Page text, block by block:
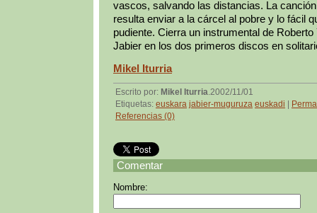
vascos, salvando las distancias. La
resulta enviar a la cárcel al pobre y lo fácil
pudiente. Cierra un instrumental de
Jabier en los dos primeros discos en
Mikel Iturria
Escrito por: Mikel Iturria .2002/11/01
Etiquetas: euskara jabier-muguruza euskadi
Referencias (0)
Comentar
Nombre: